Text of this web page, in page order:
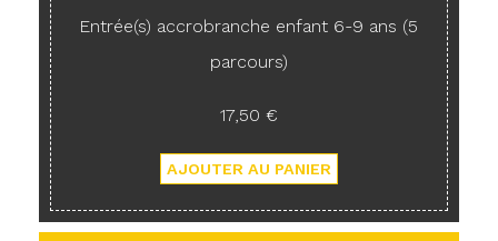
Entrée(s) accrobranche enfant 6-9 ans (5
parcours)
17,50 €